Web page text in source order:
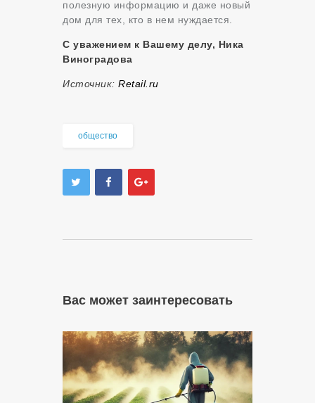
полезную информацию и даже новый
дом для тех, кто в нем нуждается.
С уважением к Вашему делу, Ника
Виноградова
Источник: Retail.ru
общество
Вас может заинтересовать